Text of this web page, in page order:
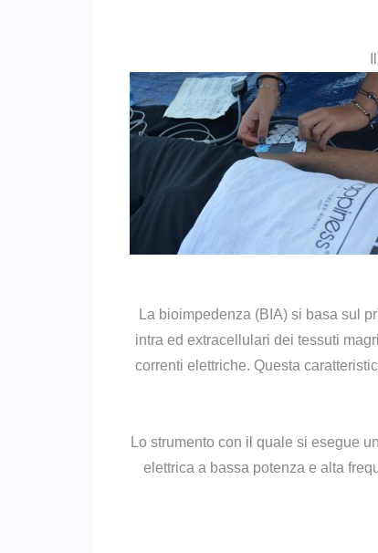
La bioimpedenza (BIA) si basa sul
intra ed extracellulari dei tessuti
correnti elettriche. Questa
Lo strumento con il quale si esegue
elettrica a bassa potenza e alta